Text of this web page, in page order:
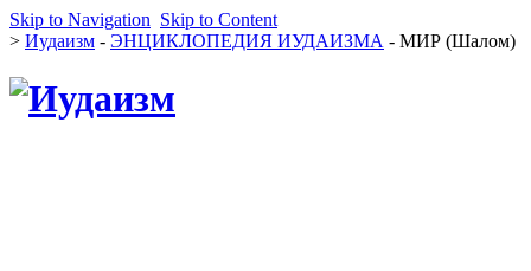
Skip to Navigation Skip to Content
> Иудаизм - ЭНЦИКЛОПЕДИЯ ИУДАИЗМА - МИР (Шалом)